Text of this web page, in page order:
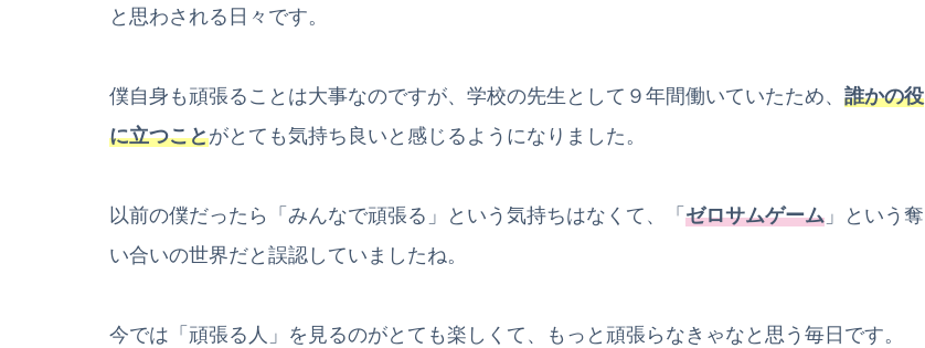
と思わされる日々です。
僕自身も頑張ることは大事なのですが、学校の先生として９年間働いていたため、 誰かの役
に立つことがとても気持ち良いと感じるようになりました。
以前の僕だったら「みんなで頑張る」という気持ちはなくて、「 ゼロサムゲーム 」という奪
い合いの世界だと誤認していましたね。
今では「頑張る人」を見るのがとても楽しくて、もっと頑張らなきゃなと思う毎日です。